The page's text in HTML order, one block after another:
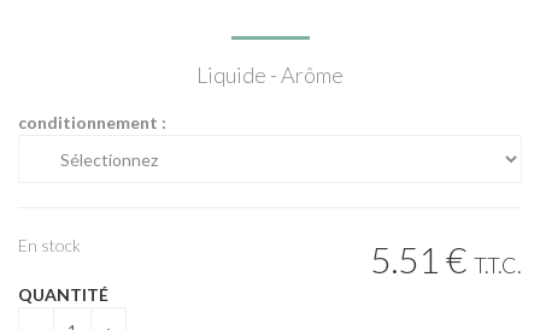
Liquide - Arôme
conditionnement :
5.51 € T.T.C.
En stock
QUANTITÉ